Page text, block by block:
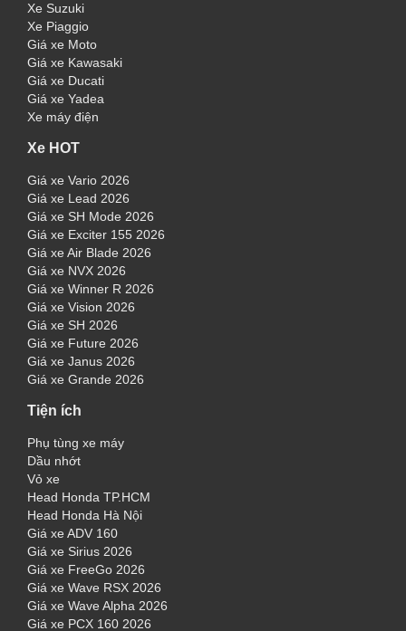
Xe Suzuki
Xe Piaggio
Giá xe Moto
Giá xe Kawasaki
Giá xe Ducati
Giá xe Yadea
Xe máy điện
Xe HOT
Giá xe Vario 2026
Giá xe Lead 2026
Giá xe SH Mode 2026
Giá xe Exciter 155 2026
Giá xe Air Blade 2026
Giá xe NVX 2026
Giá xe Winner R 2026
Giá xe Vision 2026
Giá xe SH 2026
Giá xe Future 2026
Giá xe Janus 2026
Giá xe Grande 2026
Tiện ích
Phụ tùng xe máy
Dầu nhớt
Vỏ xe
Head Honda TP.HCM
Head Honda Hà Nội
Giá xe ADV 160
Giá xe Sirius 2026
Giá xe FreeGo 2026
Giá xe Wave RSX 2026
Giá xe Wave Alpha 2026
Giá xe PCX 160 2026